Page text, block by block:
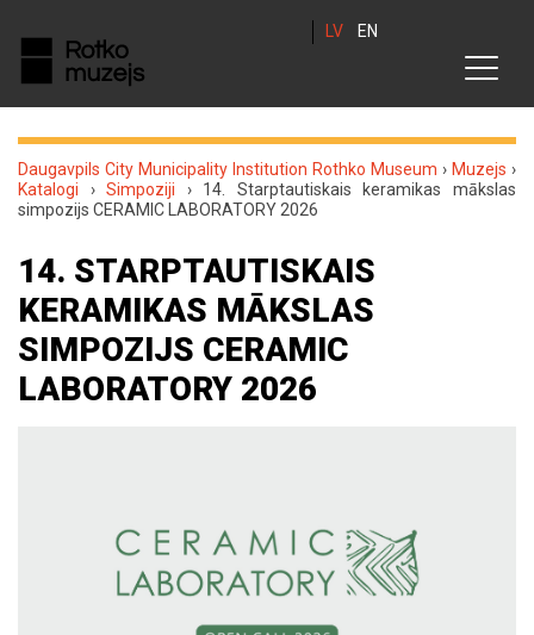
LV EN
Daugavpils City Municipality Institution Rothko Museum › Muzejs ›
Katalogi ›Simpoziji › 14. Starptautiskais keramikas mākslas
simpozijs CERAMIC LABORATORY 2026
14. STARPTAUTISKAIS
KERAMIKAS MĀKSLAS
SIMPOZIJS CERAMIC
LABORATORY 2026